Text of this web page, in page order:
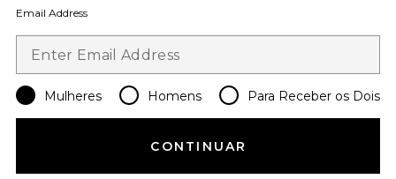
Email Address
Mulheres Homens Para Receber os Dois
CONTINUAR